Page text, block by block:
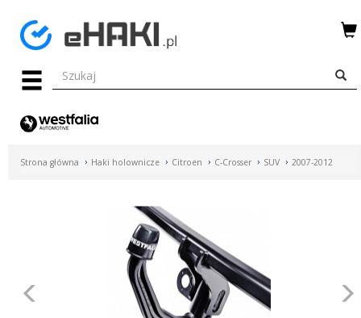
Menu
HAKI
Strona główna Haki holownicze Citroen C-Crosser SUV 2007-2012
Poprzednie